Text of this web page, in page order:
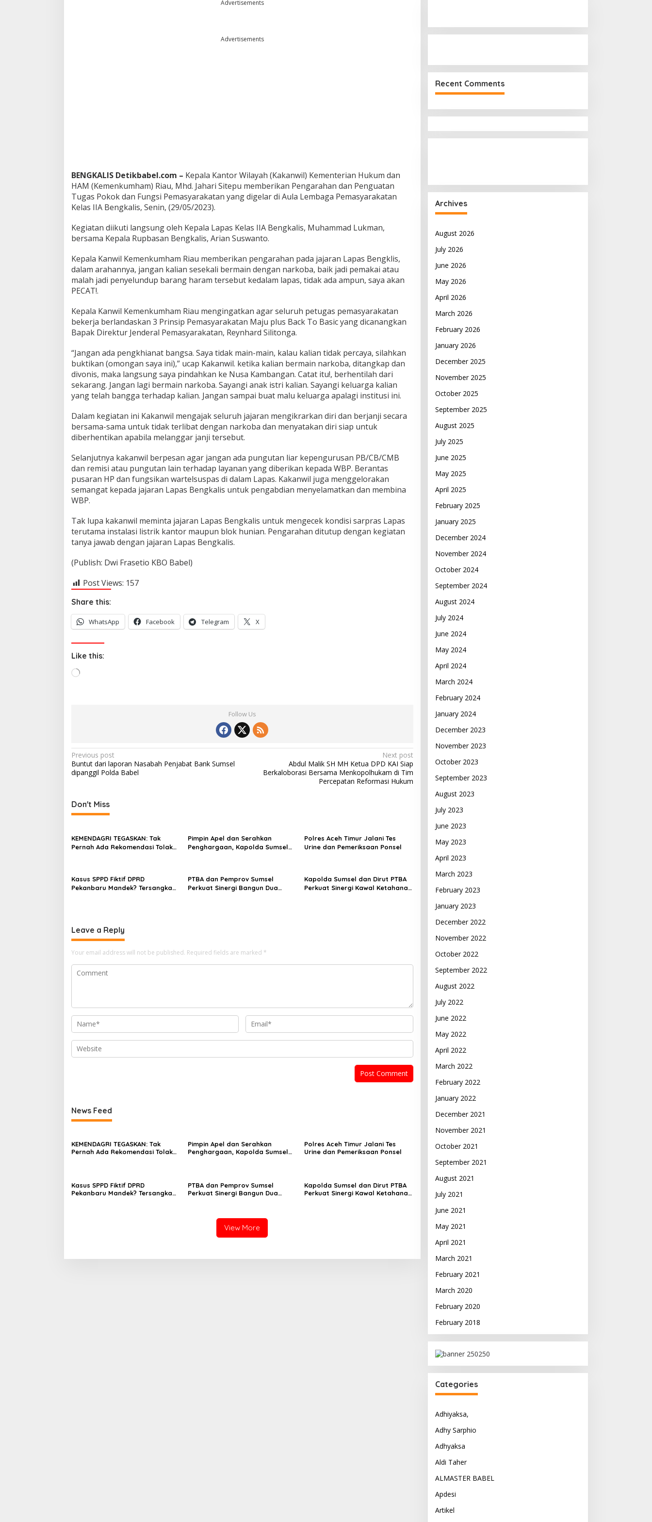
n
g
a
r
a
a
n
T
p
k
J
a
h
i
S
i
p
:
J
a
a
n
B
e
i
n
-
m
i
d
p
a
Advertisements
Advertisements
BENGKALIS Detikbabel.com – Kepala Kantor Wilayah (Kakanwil) Kementerian Hukum dan
HAM (Kemenkumham) Riau, Mhd. Jahari Sitepu memberikan Pengarahan dan Penguatan
Tugas Pokok dan Fungsi Pemasyarakatan yang digelar di Aula Lembaga Pemasyarakatan
Kelas IIA Bengkalis, Senin, (29/05/2023).
Kegiatan diikuti langsung oleh Kepala Lapas Kelas IIA Bengkalis, Muhammad Lukman,
bersama Kepala Rupbasan Bengkalis, Arian Suswanto.
Kepala Kanwil Kemenkumham Riau memberikan pengarahan pada jajaran Lapas Bengklis,
dalam arahannya, jangan kalian sesekali bermain dengan narkoba, baik jadi pemakai atau
malah jadi penyelundup barang haram tersebut kedalam lapas, tidak ada ampun, saya akan
PECAT!.
Kepala Kanwil Kemenkumham Riau mengingatkan agar seluruh petugas pemasyarakatan
bekerja berlandaskan 3 Prinsip Pemasyarakatan Maju plus Back To Basic yang dicanangkan
Bapak Direktur Jenderal Pemasyarakatan, Reynhard Silitonga.
“Jangan ada pengkhianat bangsa. Saya tidak main-main, kalau kalian tidak percaya, silahkan
buktikan (omongan saya ini),” ucap Kakanwil. ketika kalian bermain narkoba, ditangkap dan
divonis, maka langsung saya pindahkan ke Nusa Kambangan. Catat itu!, berhentilah dari
sekarang. Jangan lagi bermain narkoba. Sayangi anak istri kalian. Sayangi keluarga kalian
yang telah bangga terhadap kalian. Jangan sampai buat malu keluarga apalagi institusi ini.
Dalam kegiatan ini Kakanwil mengajak seluruh jajaran mengikrarkan diri dan berjanji secara
bersama-sama untuk tidak terlibat dengan narkoba dan menyatakan diri siap untuk
diberhentikan apabila melanggar janji tersebut.
Selanjutnya kakanwil berpesan agar jangan ada pungutan liar kepengurusan PB/CB/CMB
dan remisi atau pungutan lain terhadap layanan yang diberikan kepada WBP. Berantas
pusaran HP dan fungsikan wartelsuspas di dalam Lapas. Kakanwil juga menggelorakan
semangat kepada jajaran Lapas Bengkalis untuk pengabdian menyelamatkan dan membina
WBP.
Tak lupa kakanwil meminta jajaran Lapas Bengkalis untuk mengecek kondisi sarpras Lapas
terutama instalasi listrik kantor maupun blok hunian. Pengarahan ditutup dengan kegiatan
tanya jawab dengan jajaran Lapas Bengkalis.
(Publish: Dwi Frasetio KBO Babel)
Post Views: 157
Share this:
WhatsApp Facebook Telegram X
Like this:
…
Follow Us
P
o
t
n
v
i
a
t
n
Previous post
Buntut dari laporan Nasabah Penjabat Bank Sumsel
dipanggil Polda Babel
Next post
Abdul Malik SH MH Ketua DPD KAI Siap
Berkaloborasi Bersama Menkopolhukam di Tim
Percepatan Reformasi Hukum
Don't Miss
KEMENDAGRI TEGASKAN: Tak
Pernah Ada Rekomendasi Tolak
Pimpin Apel dan Serahkan
Penghargaan, Kapolda Sumsel
Polres Aceh Timur Jalani Tes
Urine dan Pemeriksaan Ponsel
Kasus SPPD Fiktif DPRD
Pekanbaru Mandek? Tersangka
PTBA dan Pemprov Sumsel
Perkuat Sinergi Bangun Dua
Kapolda Sumsel dan Dirut PTBA
Perkuat Sinergi Kawal Ketahanan
Leave a Reply
Your email address will not be published. Required fields are marked *
News Feed
KEMENDAGRI TEGASKAN: Tak
Pernah Ada Rekomendasi Tolak
Pimpin Apel dan Serahkan
Penghargaan, Kapolda Sumsel
Polres Aceh Timur Jalani Tes
Urine dan Pemeriksaan Ponsel
Kasus SPPD Fiktif DPRD
Pekanbaru Mandek? Tersangka
PTBA dan Pemprov Sumsel
Perkuat Sinergi Bangun Dua
Kapolda Sumsel dan Dirut PTBA
Perkuat Sinergi Kawal Ketahanan
View More
Recent Comments
Archives
August 2026
July 2026
June 2026
May 2026
April 2026
March 2026
February 2026
January 2026
December 2025
November 2025
October 2025
September 2025
August 2025
July 2025
June 2025
May 2025
April 2025
February 2025
January 2025
December 2024
November 2024
October 2024
September 2024
August 2024
July 2024
June 2024
May 2024
April 2024
March 2024
February 2024
January 2024
December 2023
November 2023
October 2023
September 2023
August 2023
July 2023
June 2023
May 2023
April 2023
March 2023
February 2023
January 2023
December 2022
November 2022
October 2022
September 2022
August 2022
July 2022
June 2022
May 2022
April 2022
March 2022
February 2022
January 2022
December 2021
November 2021
October 2021
September 2021
August 2021
July 2021
June 2021
May 2021
April 2021
March 2021
February 2021
March 2020
February 2020
February 2018
Categories
Adhiyaksa,
Adhy Sarphio
Adhyaksa
Aldi Taher
ALMASTER BABEL
Apdesi
Artikel